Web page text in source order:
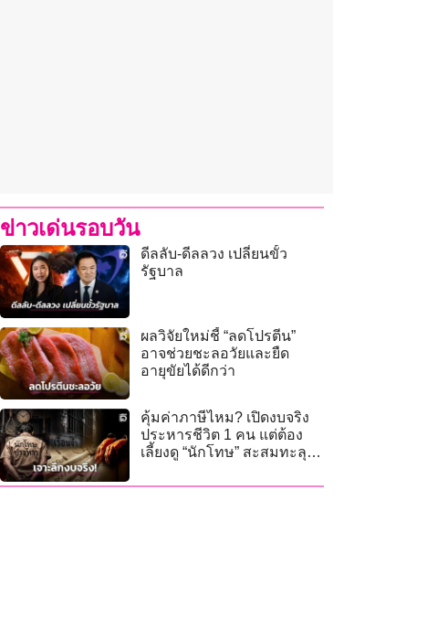
ข่าวเด่นรอบวัน
ดีลลับ-ดีลลวง เปลี่ยนขั้ว
รัฐบาล
ผลวิจัยใหม่ชี้ “ลดโปรตีน”
อาจช่วยชะลอวัยและยืด
อายุขัยได้ดีกว่า
คุ้มค่าภาษีไหม? เปิดงบจริง
ประหารชีวิต 1 คน แต่ต้อง
เลี้ยงดู “นักโทษ” สะสมทะลุ